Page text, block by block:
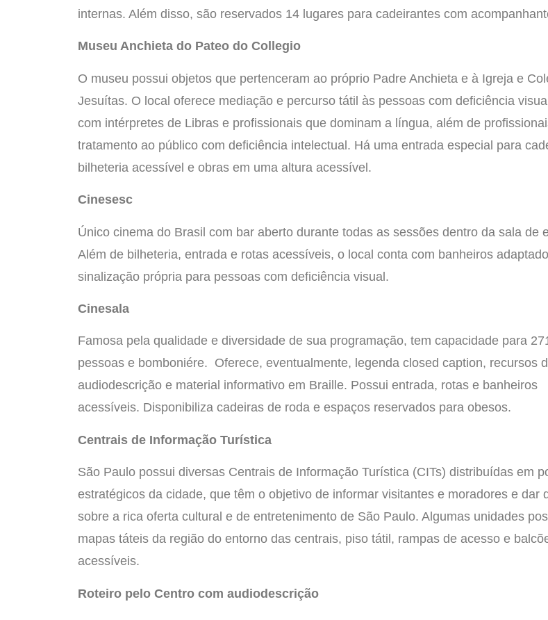
internas. Além disso, são reservados 14 lugares para cadeirantes com
Museu Anchieta do Pateo do Collegio
O museu possui objetos que pertenceram ao próprio Padre Anchieta e à Igreja e
Jesuítas. O local oferece mediação e percurso tátil às pessoas com deficiência
com intérpretes de Libras e profissionais que dominam a língua, além de
tratamento ao público com deficiência intelectual. Há uma entrada especial para
bilheteria acessível e obras em uma altura acessível.
Cinesesc
Único cinema do Brasil com bar aberto durante todas as sessões dentro da sala de
Além de bilheteria, entrada e rotas acessíveis, o local conta com banheiros
sinalização própria para pessoas com deficiência visual.
Cinesala
Famosa pela qualidade e diversidade de sua programação, tem capacidade para
pessoas e bomboniére. Oferece, eventualmente, legenda closed caption, recursos
audiodescrição e material informativo em Braille. Possui entrada, rotas e banheiros
acessíveis. Disponibiliza cadeiras de roda e espaços reservados para obesos.
Centrais de Informação Turística
São Paulo possui diversas Centrais de Informação Turística (CITs) distribuídas em
estratégicos da cidade, que têm o objetivo de informar visitantes e moradores e dar
sobre a rica oferta cultural e de entretenimento de São Paulo. Algumas unidades
mapas táteis da região do entorno das centrais, piso tátil, rampas de acesso e
acessíveis.
Roteiro pelo Centro com audiodescrição